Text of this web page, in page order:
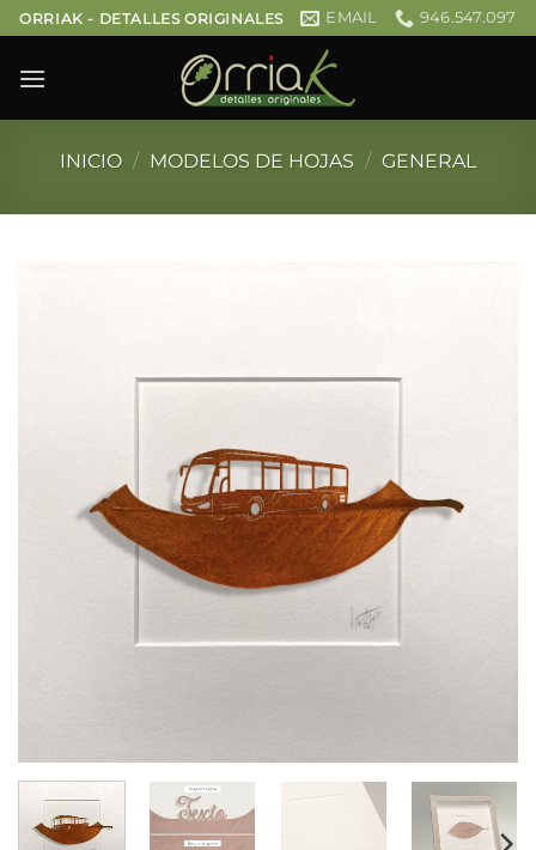
Saltar
al
contenido
ORRIAK - DETALLES ORIGINALES EMAIL 946.547.097
INICIO / MODELOS DE HOJAS / GENERAL